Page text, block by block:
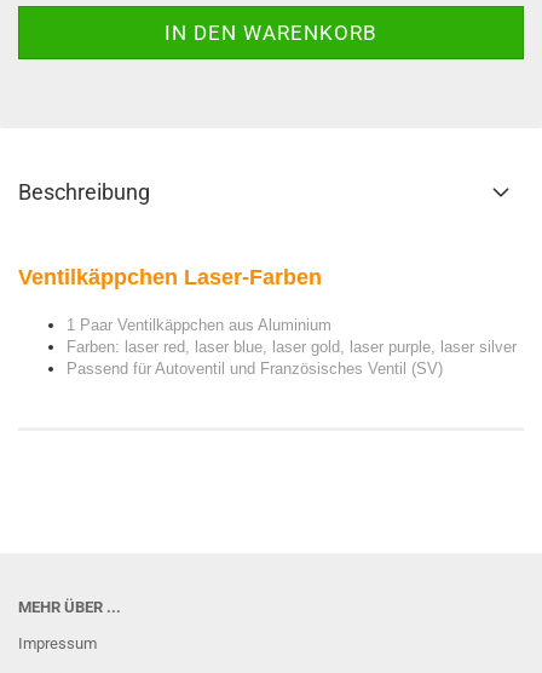
Beschreibung
Ventilkäppchen Laser-Farben
1 Paar Ventilkäppchen aus Aluminium
Farben: laser red, laser blue, laser gold, laser purple, laser silver
Passend für Autoventil und Französisches Ventil (SV)
MEHR ÜBER ...
Impressum